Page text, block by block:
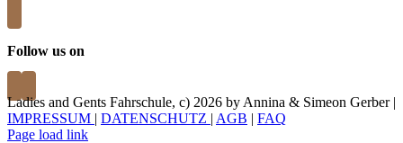
Follow us on
Ladies and Gents Fahrschule, c) 2026 by Annina & Simeon Gerber |
IMPRESSUM | DATENSCHUTZ | AGB | FAQ
Page load link